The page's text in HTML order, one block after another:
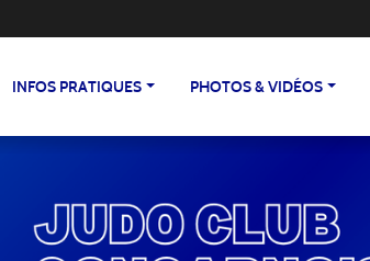
INFOS PRATIQUES PHOTOS & VIDÉOS